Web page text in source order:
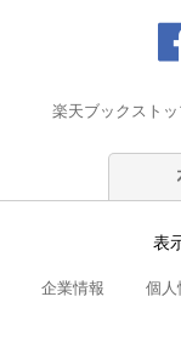
楽天ブックストッ
表
企業情報 個人